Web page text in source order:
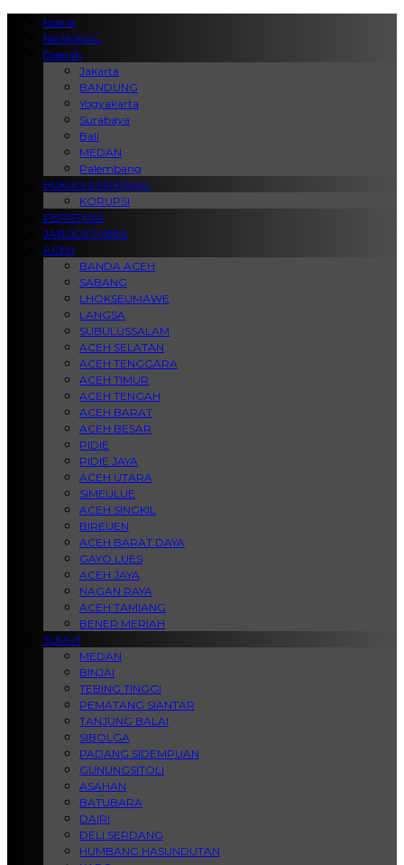
Home
NASIONAL
Daerah
Jakarta
BANDUNG
Yogyakarta
Surabaya
Bali
MEDAN
Palembang
HUKUM & KRIMINAL
KORUPSI
PERISTIWA
JABODETABEK
ACEH
BANDA ACEH
SABANG
LHOKSEUMAWE
LANGSA
SUBULUSSALAM
ACEH SELATAN
ACEH TENGGARA
ACEH TIMUR
ACEH TENGAH
ACEH BARAT
ACEH BESAR
PIDIE
PIDIE JAYA
ACEH UTARA
SIMEULUE
ACEH SINGKIL
BIREUEN
ACEH BARAT DAYA
GAYO LUES
ACEH JAYA
NAGAN RAYA
ACEH TAMIANG
BENER MERIAH
SUMUT
MEDAN
BINJAI
TEBING TINGGI
PEMATANG SIANTAR
TANJUNG BALAI
SIBOLGA
PADANG SIDEMPUAN
GUNUNGSITOLI
ASAHAN
BATUBARA
DAIRI
DELI SERDANG
HUMBANG HASUNDUTAN